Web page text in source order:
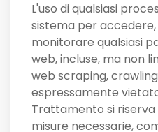
L'uso di qualsiasi
sistema per
monitorare qualsiasi
web, incluse, ma non
web scraping,
espressamente
Trattamento si
misure necessarie,